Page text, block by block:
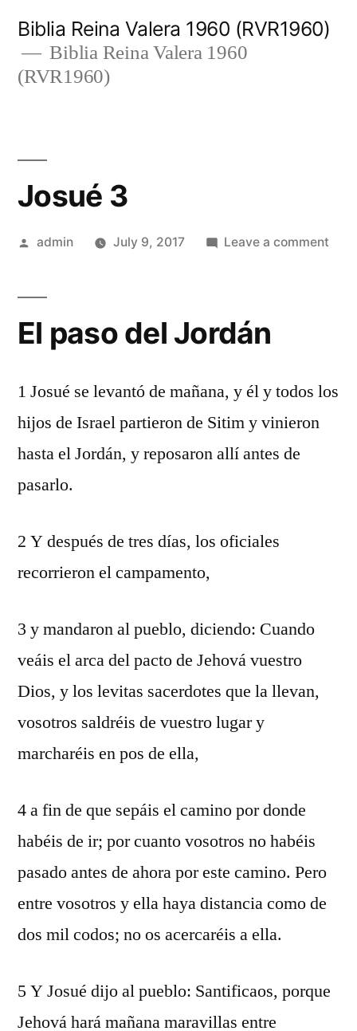
content
Biblia Reina Valera 1960 (RVR1960)
Biblia Reina Valera 1960
(RVR1960)
Josué 3
Posted
admin July 9, 2017 Leave a comment
El paso del Jordán
1 Josué se levantó de mañana, y él y todos los
hijos de Israel partieron de Sitim y vinieron
hasta el Jordán, y reposaron allí antes de
pasarlo.
2 Y después de tres días, los oficiales
recorrieron el campamento,
3 y mandaron al pueblo, diciendo: Cuando
veáis el arca del pacto de Jehová vuestro
Dios, y los levitas sacerdotes que la llevan,
vosotros saldréis de vuestro lugar y
marcharéis en pos de ella,
4 a fin de que sepáis el camino por donde
habéis de ir; por cuanto vosotros no habéis
pasado antes de ahora por este camino. Pero
entre vosotros y ella haya distancia como de
dos mil codos; no os acercaréis a ella.
5 Y Josué dijo al pueblo: Santificaos, porque
Jehová hará mañana maravillas entre